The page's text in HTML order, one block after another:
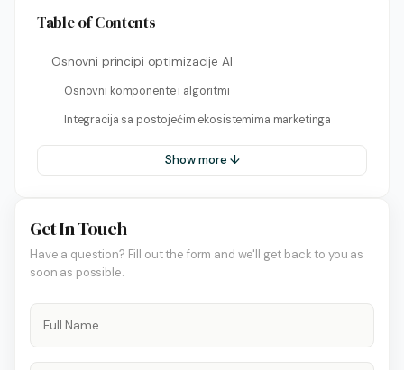
Table of Contents
Osnovni principi optimizacije AI
Osnovni komponente i algoritmi
Integracija sa postojećim ekosistemima marketinga
Show more ↓
Get In Touch
Have a question? Fill out the form and we'll get back to you as
soon as possible.